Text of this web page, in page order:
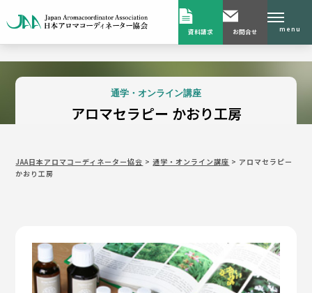
資料請求 お問合せ menu
通学・オンライン講座
アロマセラピー かおり工房
JAA日本アロマコーディネーター協会 >通学・オンライン講座 > アロマセラピー
かおり工房